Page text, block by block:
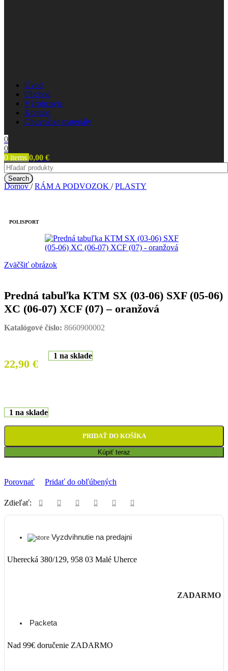
Úvod
Obchod
Výrobcovia
Kontakt
Obuvnícke materiály
0
0
0 items 0,00 €
Search
Domov/ RÁM A PODVOZOK / PLASTY
POLISPORT
Zväčšiť obrázok
Predná tabuľka KTM SX (03-06) SXF (05-06)
XC (06-07) XCF (07) – oranžová
Katalógové číslo: 8660900002
22,90 €
1 na sklade
1 na sklade
PRIDAŤ DO KOŠÍKA
Kúpiť teraz
Porovnať Pridať do obľúbených
Zdieľať:
Vyzdvihnutie na predajni
Uherecká 380/129, 958 03 Malé Uherce
ZADARMO
Packeta
Nad 99€ doručenie ZADARMO